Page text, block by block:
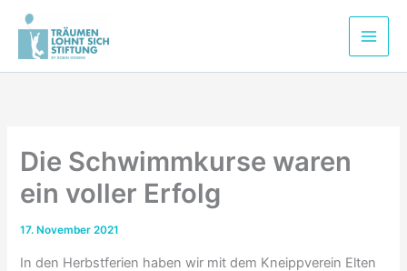
Inhalt
springen
Die Schwimmkurse waren
ein voller Erfolg
17. November 2021
In den Herbstferien haben wir mit dem Kneippverein Elten